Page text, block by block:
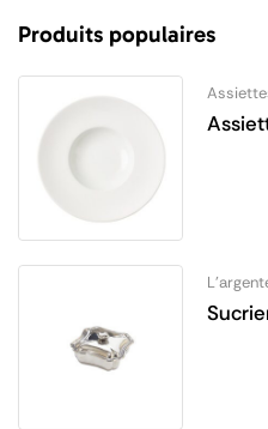
Produits populaires